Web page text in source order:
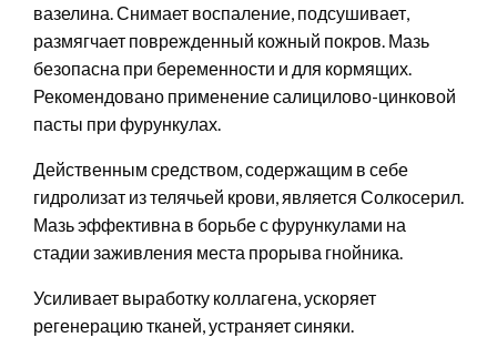
вазелина. Снимает воспаление, подсушивает,
размягчает поврежденный кожный покров. Мазь
безопасна при беременности и для кормящих.
Рекомендовано применение салицилово-цинковой
пасты при фурункулах.
Действенным средством, содержащим в себе
гидролизат из телячьей крови, является Солкосерил.
Мазь эффективна в борьбе с фурункулами на
стадии заживления места прорыва гнойника.
Усиливает выработку коллагена, ускоряет
регенерацию тканей, устраняет синяки.